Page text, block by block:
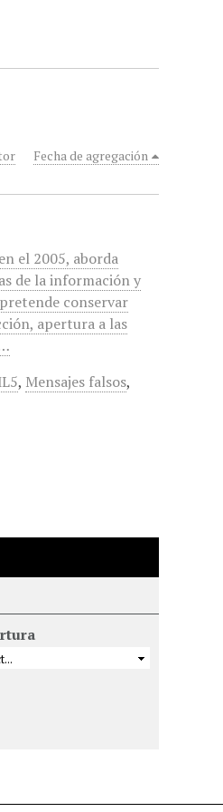
Fecha de agregación
el 2005, aborda
de la información y
conservar
apertura a las
, Mensajes falsos,